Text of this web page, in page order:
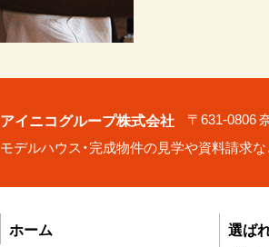
アイニコグループ株式会社
〒631-0806
モデルハウス・完成物件の見学や資料請求
ホーム 選ば